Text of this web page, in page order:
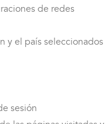
de redes
y el país seleccionados
sesión